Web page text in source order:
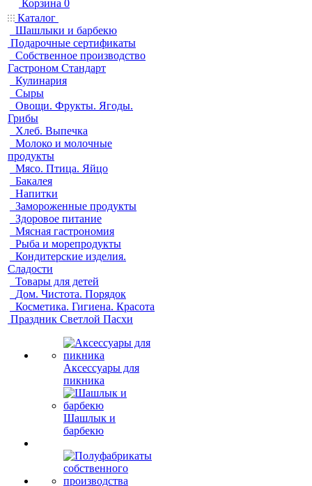
Корзина 0
Каталог
Шашлыки и барбекю
Подарочные сертификаты
Собственное производство
Гастроном Стандарт
Кулинария
Сыры
Овощи. Фрукты. Ягоды.
Грибы
Хлеб. Выпечка
Молоко и молочные
продукты
Мясо. Птица. Яйцо
Бакалея
Напитки
Замороженные продукты
Здоровое питание
Мясная гастрономия
Рыба и морепродукты
Кондитерские изделия.
Сладости
Товары для детей
Дом. Чистота. Порядок
Косметика. Гигиена. Красота
Праздник Светлой Пасхи
Аксессуары для
пикника
Шашлык и
барбекю